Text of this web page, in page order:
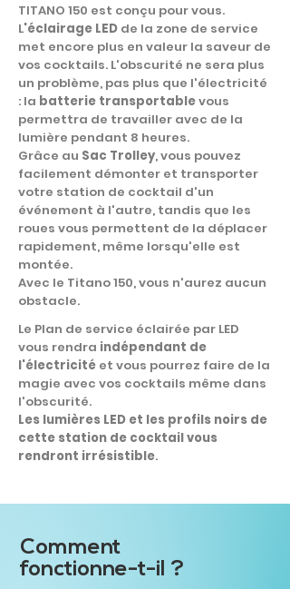
TITANO 150 est conçu pour vous.
L'éclairage LED de la zone de service
met encore plus en valeur la saveur de
vos cocktails. L'obscurité ne sera plus
un problème, pas plus que l'électricité
: la batterie transportablevous
permettra de travailler avec de la
lumière pendant 8 heures.
Grâce au Sac Trolley, vous pouvez
facilement démonter et transporter
votre station de cocktail d'un
événement à l'autre, tandis que les
roues vous permettent de la déplacer
rapidement, même lorsqu'elle est
montée.
Avec le Titano 150, vous n'aurez aucun
obstacle.
Le Plan de service éclairée par LED
vous rendra indépendant de
l'électricité et vous pourrez faire de la
magie avec vos cocktails même dans
l'obscurité.
Les lumières LED et les profils noirs de
cette station de cocktail vous
rendront irrésistible.
Comment
fonctionne-t-il ?